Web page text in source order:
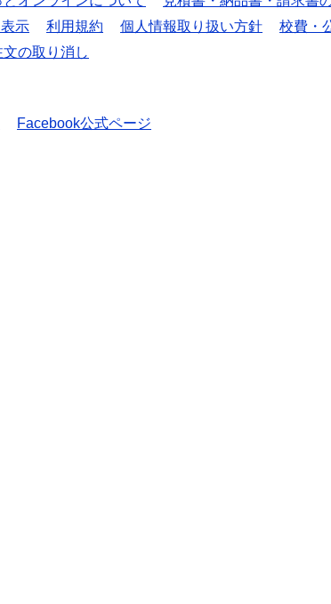
示
利用規約 個人情報取り扱い方針 校費・
文の取り消し
Facebook公式ページ